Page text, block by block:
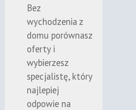
Bez
wychodzenia z
domu porównasz
oferty i
wybierzesz
specjalistę, który
najlepiej
odpowie na